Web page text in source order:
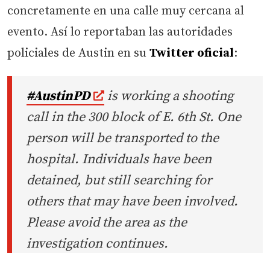
concretamente en una calle muy cercana al
evento. Así lo reportaban las autoridades
policiales de Austin en su Twitter oficial:
#AustinPD
is working a shooting
call in the 300 block of E. 6th St. One
person will be transported to the
hospital. Individuals have been
detained, but still searching for
others that may have been involved.
Please avoid the area as the
investigation continues.